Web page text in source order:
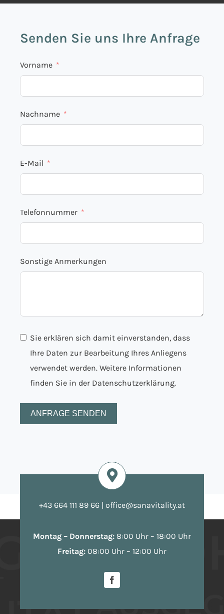
Senden Sie uns Ihre Anfrage
Vorname
Nachname
E-Mail
Telefonnummer
Sonstige Anmerkungen
Sie erklären sich damit einverstanden, dass
Ihre Daten zur Bearbeitung Ihres Anliegens
verwendet werden. Weitere Informationen
finden Sie in der Datenschutzerklärung.
ANFRAGE SENDEN
+43 664 111 89 66 | office@sanavitality.at
Montag – Donnerstag: 8:00 Uhr – 18:00 Uhr
Freitag: 08:00 Uhr – 12:00 Uhr